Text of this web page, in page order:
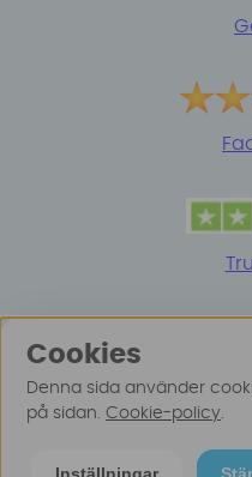
Cookies
Denna sida använder
på sidan. Cookie-policy.